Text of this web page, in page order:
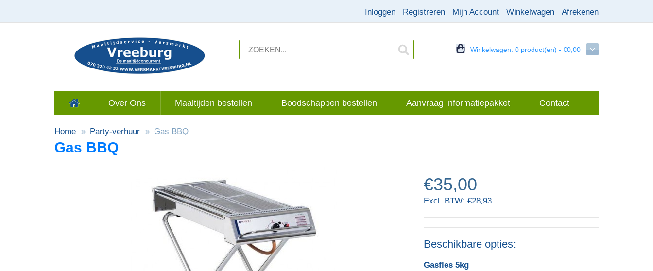
Inloggen Registreren Mijn Account Winkelwagen Afrekenen
Winkelwagen: 0 product(en) - €0,00
Over Ons Maaltijden bestellen Boodschappen bestellen Aanvraag informatiepakket Contact
Home Party-verhuur Gas BBQ
Gas BBQ
€35,00
Excl. BTW: €28,93
Beschikbare opties:
Gasfles 5kg